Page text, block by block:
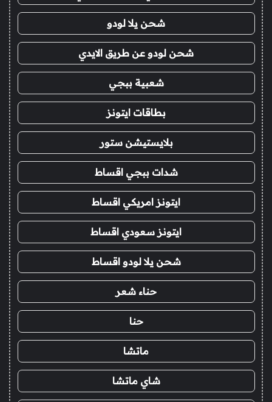
شحن يلا لودو
شحن لودو عن طريق الايدي
شعبية ببجي
بطاقات ايتونز
بلايستيشن ستور
شدات ببجي اقساط
ايتونز امريكي اقساط
ايتونز سعودي اقساط
شحن يلا لودو اقساط
حناء شعر
حنا
ماتشا
شاي ماتشا